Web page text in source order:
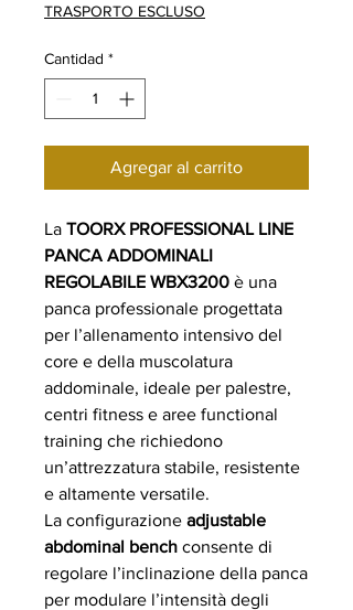
TRASPORTO ESCLUSO
Cantidad *
Agregar al carrito
La TOORX PROFESSIONAL LINE
PANCA ADDOMINALI
REGOLABILE WBX3200 è una
panca professionale progettata
per l’allenamento intensivo del
core e della muscolatura
addominale, ideale per palestre,
centri fitness e aree functional
training che richiedono
un’attrezzatura stabile, resistente
e altamente versatile.
La configurazione adjustable
abdominal bench consente di
regolare l’inclinazione della panca
per modulare l’intensità degli